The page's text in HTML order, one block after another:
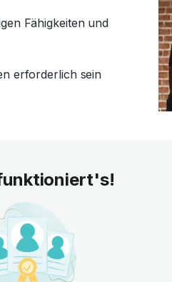
Fähigkeiten und
erforderlich sein